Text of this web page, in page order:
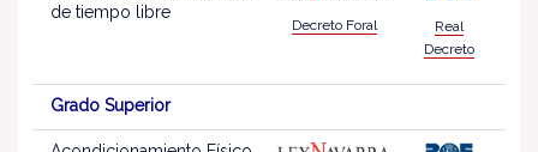
de tiempo libre
Decreto Foral
Real
Decreto
Grado Superior